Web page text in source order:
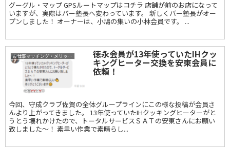
グーグル・マップ GPSルートマップはコチラ 店舗が前のお店になって
いますが、実際はバー塾長へ変わっています。 新しくバー塾長がオー
プンしました！ オーナーは、小鳩の集いの小林会員です。 ...
お仕事マッチング・メリット事例 徳永会員が13年使っていたIHクッ
キングヒーター交換を安東会員に
依頼！
今回、守成クラブ佐賀の全体グループラインにこの様な投稿が会員さ
んより上がってきました。 13年使っていたIHクッキングヒーターがと
うとう壊れかけたので、トータルサービスＳＡＴの安東さんにお願い
致しました〜！ 素早い作業で素晴らし...